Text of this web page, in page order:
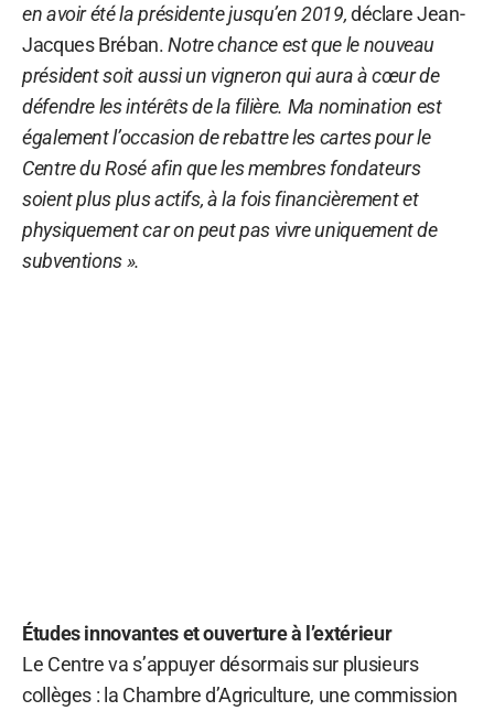
en avoir été la présidente jusqu’en 2019,déclare Jean-
Jacques Bréban.Notre chance est que le nouveau
président soit aussi un vigneron qui aura à cœur de
défendre les intérêts de la filière. Ma nomination est
également l’occasion de rebattre les cartes pour le
Centre du Rosé afin que les membres fondateurs
soient plus plus actifs, à la fois financièrement et
physiquement car on peut pas vivre uniquement de
subventions ».
Études innovantes et ouverture à l’extérieur
Le Centre va s’appuyer désormais sur plusieurs
collèges : la Chambre d’Agriculture, une commission